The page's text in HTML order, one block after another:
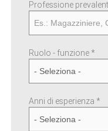
Professione
Ruolo - funzione *
Anni di esperienza *